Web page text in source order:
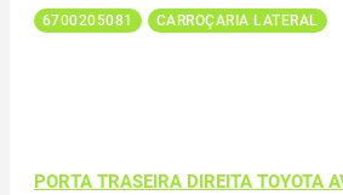
6700205081 CARROÇARIA LATERAL
PORTA TRASEIRA DIREITA TOYOTA